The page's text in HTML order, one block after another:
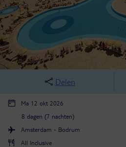
Delen
Ma 12 okt 2026
8 dagen (7 nachten)
Amsterdam - Bodrum
All Inclusive